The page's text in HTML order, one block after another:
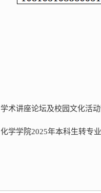
学术讲座论坛及校园文化活
化学学院2025年本科生转专